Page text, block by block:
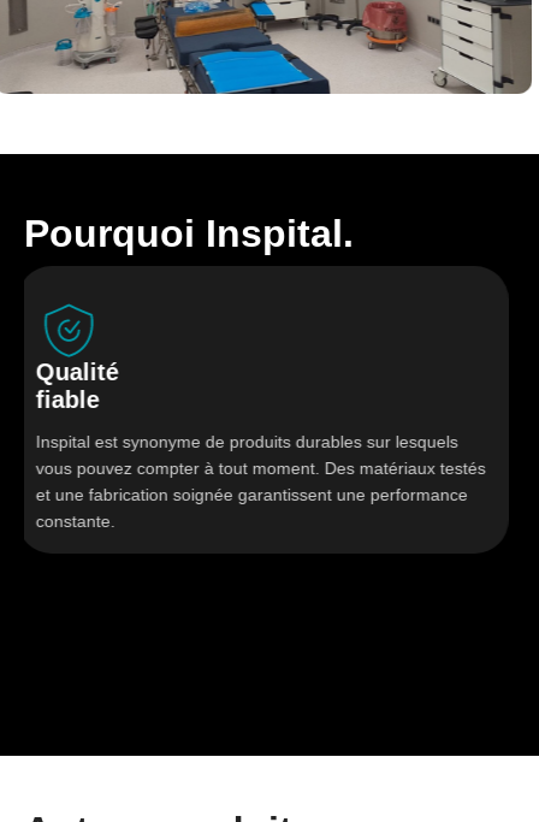
Pourquoi Inspital.
est synonyme de produits durables sur lesquels
pouvez compter à tout moment. Des matériaux testés
fabrication soignée garantissent une performance